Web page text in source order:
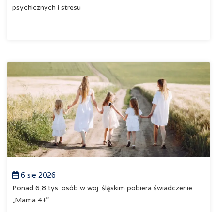
psychicznych i stresu
6 sie 2026
Ponad 6,8 tys. osób w woj. śląskim pobiera świadczenie
„Mama 4+”